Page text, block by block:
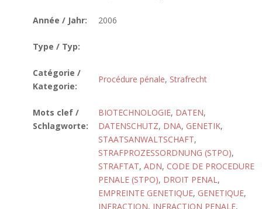
Année / Jahr: 2006
Type / Typ:
Catégorie /
Kategorie:
Procédure pénale, Strafrecht
Mots clef /
Schlagworte:
BIOTECHNOLOGIE, DATEN,
DATENSCHUTZ, DNA, GENETIK,
STAATSANWALTSCHAFT,
STRAFPROZESSORDNUNG (STPO),
STRAFTAT, ADN, CODE DE PROCEDURE
PENALE (STPO), DROIT PENAL,
EMPREINTE GENETIQUE, GENETIQUE,
INFRACTION, INFRACTION PENALE,